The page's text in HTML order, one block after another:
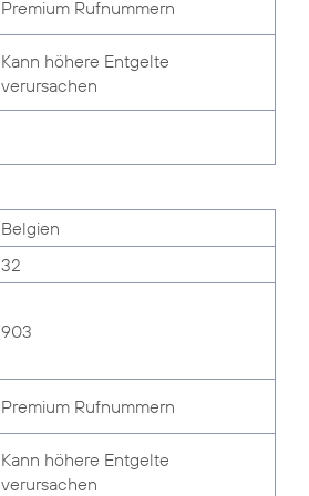
Premium Rufnummern
Kann höhere Entgelte
verursachen
Belgien
32
903
Premium Rufnummern
Kann höhere Entgelte
verursachen